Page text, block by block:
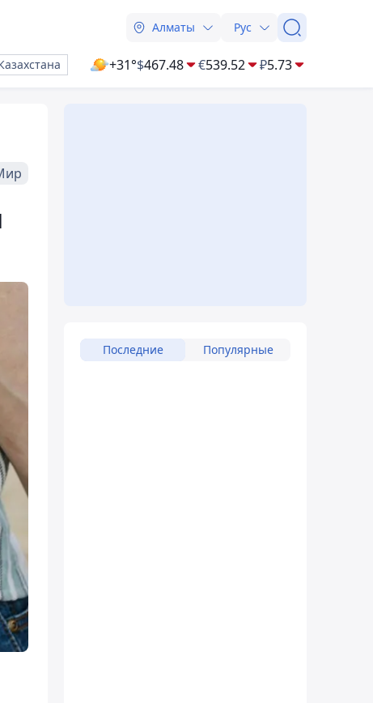
Алматы Рус
+31°$467.48 €539.52 ₽5.73
Последние Популярные